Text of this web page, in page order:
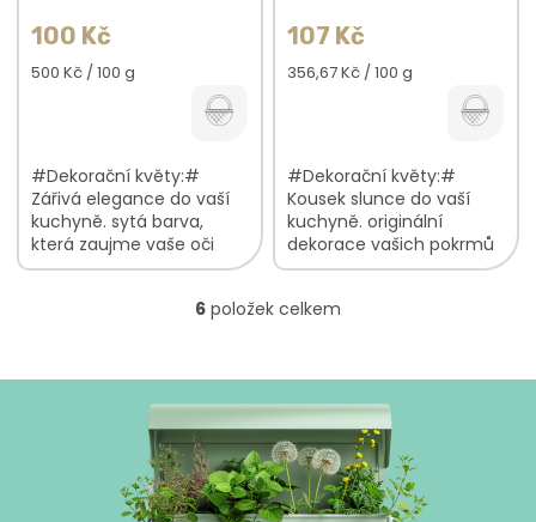
100 Kč
Měrná
500 Kč / 100 g
#Dekorační květy:#
Zářivá elegance do vaší
kuchyně. sytá barva,
která zaujme vaše oči
bude krásně kontrastovat
lehké a vzdušné V balení...
107 Kč
Měrná
356,67 Kč / 100 g
#Dekorační květy:#
Kousek slunce do vaší
kuchyně. originální
dekorace vašich pokrmů
bude krásně kontrastovat
lehké a vzdušné V balení
O
á
d
a
c
í
p
6 položek celkem